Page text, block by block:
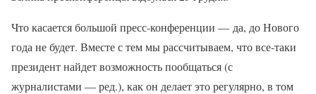
Что касается большой пресс-конференции — да, до Нового
года не будет. Вместе с тем мы рассчитываем, что все-таки
президент найдет возможность пообщаться (с
журналистами — ред.), как он делает это регулярно, в том